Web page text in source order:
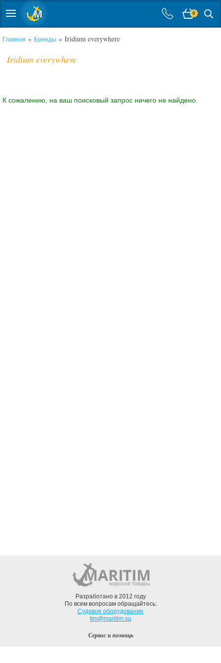
0
Главная » Бренды » Iridium everywhere
Iridium everywhere
К сожалению, на ваш поисковый запрос ничего не найдено.
Разработано в 2012 году
По всем вопросам обращайтесь:
Судовое оборудование
tim@maritim.su
Сервис и помощь